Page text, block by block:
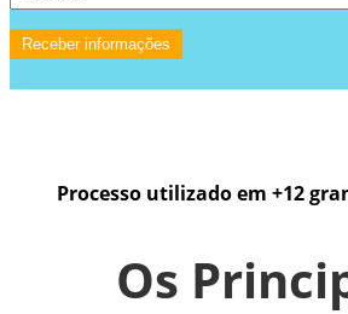
Processo utilizado em +12
Os